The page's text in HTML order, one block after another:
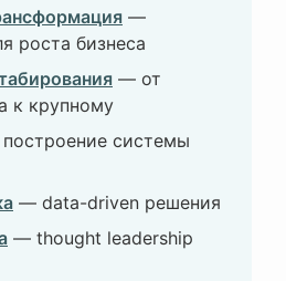
—
роста бизнеса
— от
к крупному
системы
— data-driven решения
— thought leadership